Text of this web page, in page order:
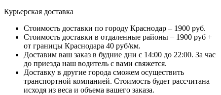
Курьерская доставка
Стоимость доставки по городу Краснодар – 1900 руб.
Стоимость доставки в отдаленные районы – 1900 руб +
от границы Краснодара 40 руб/км.
Доставим ваш заказ в будние дни с 14:00 до 22:00. За час
до приезда наш водитель с вами свяжется.
Доставку в другие города сможем осуществить
транспортной компанией. Стоимость будет рассчитана
исходя из веса и объема вашего заказа.